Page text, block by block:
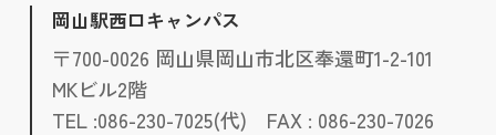
岡山駅西口キャンパス
〒700-0026 岡山県岡山市北区奉還町1-2-101
MKビル2階
TEL :086-230-7025(代) FAX : 086-230-7026